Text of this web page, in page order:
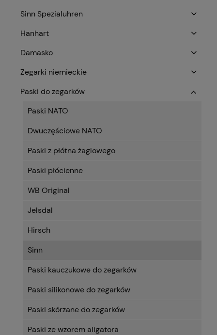
Sinn Spezialuhren
Hanhart
Damasko
Zegarki niemieckie
Paski do zegarków
Paski NATO
Dwuczęściowe NATO
Paski z płótna żaglowego
Paski płócienne
WB Original
Jelsdal
Hirsch
Sinn
Paski kauczukowe do zegarków
Paski silikonowe do zegarków
Paski skórzane do zegarków
Paski ze wzorem aligatora